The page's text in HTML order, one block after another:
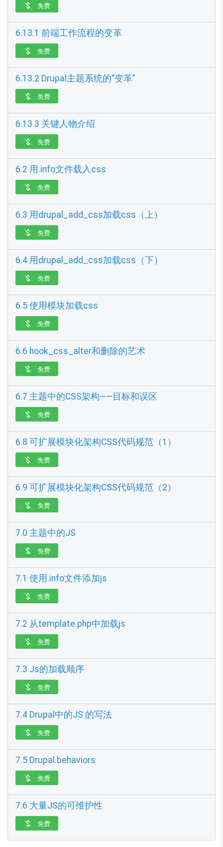
 免费
6.13.1 前端工作流程的变革
 免费
6.13.2 Drupal主题系统的“变革”
 免费
6.13.3 关键人物介绍
 免费
6.2 用.info文件载入css
 免费
6.3 用drupal_add_css加载css（上）
 免费
6.4 用drupal_add_css加载css（下）
 免费
6.5 使用模块加载css
 免费
6.6 hook_css_alter和删除的艺术
 免费
6.7 主题中的CSS架构——目标和误区
 免费
6.8 可扩展模块化架构CSS代码规范（1）
 免费
6.9 可扩展模块化架构CSS代码规范（2）
 免费
7.0 主题中的JS
 免费
7.1 使用.info文件添加js
 免费
7.2 从template.php中加载js
 免费
7.3 Js的加载顺序
 免费
7.4 Drupal中的JS 的写法
 免费
7.5 Drupal.behaviors
 免费
7.6 大量JS的可维护性
 免费